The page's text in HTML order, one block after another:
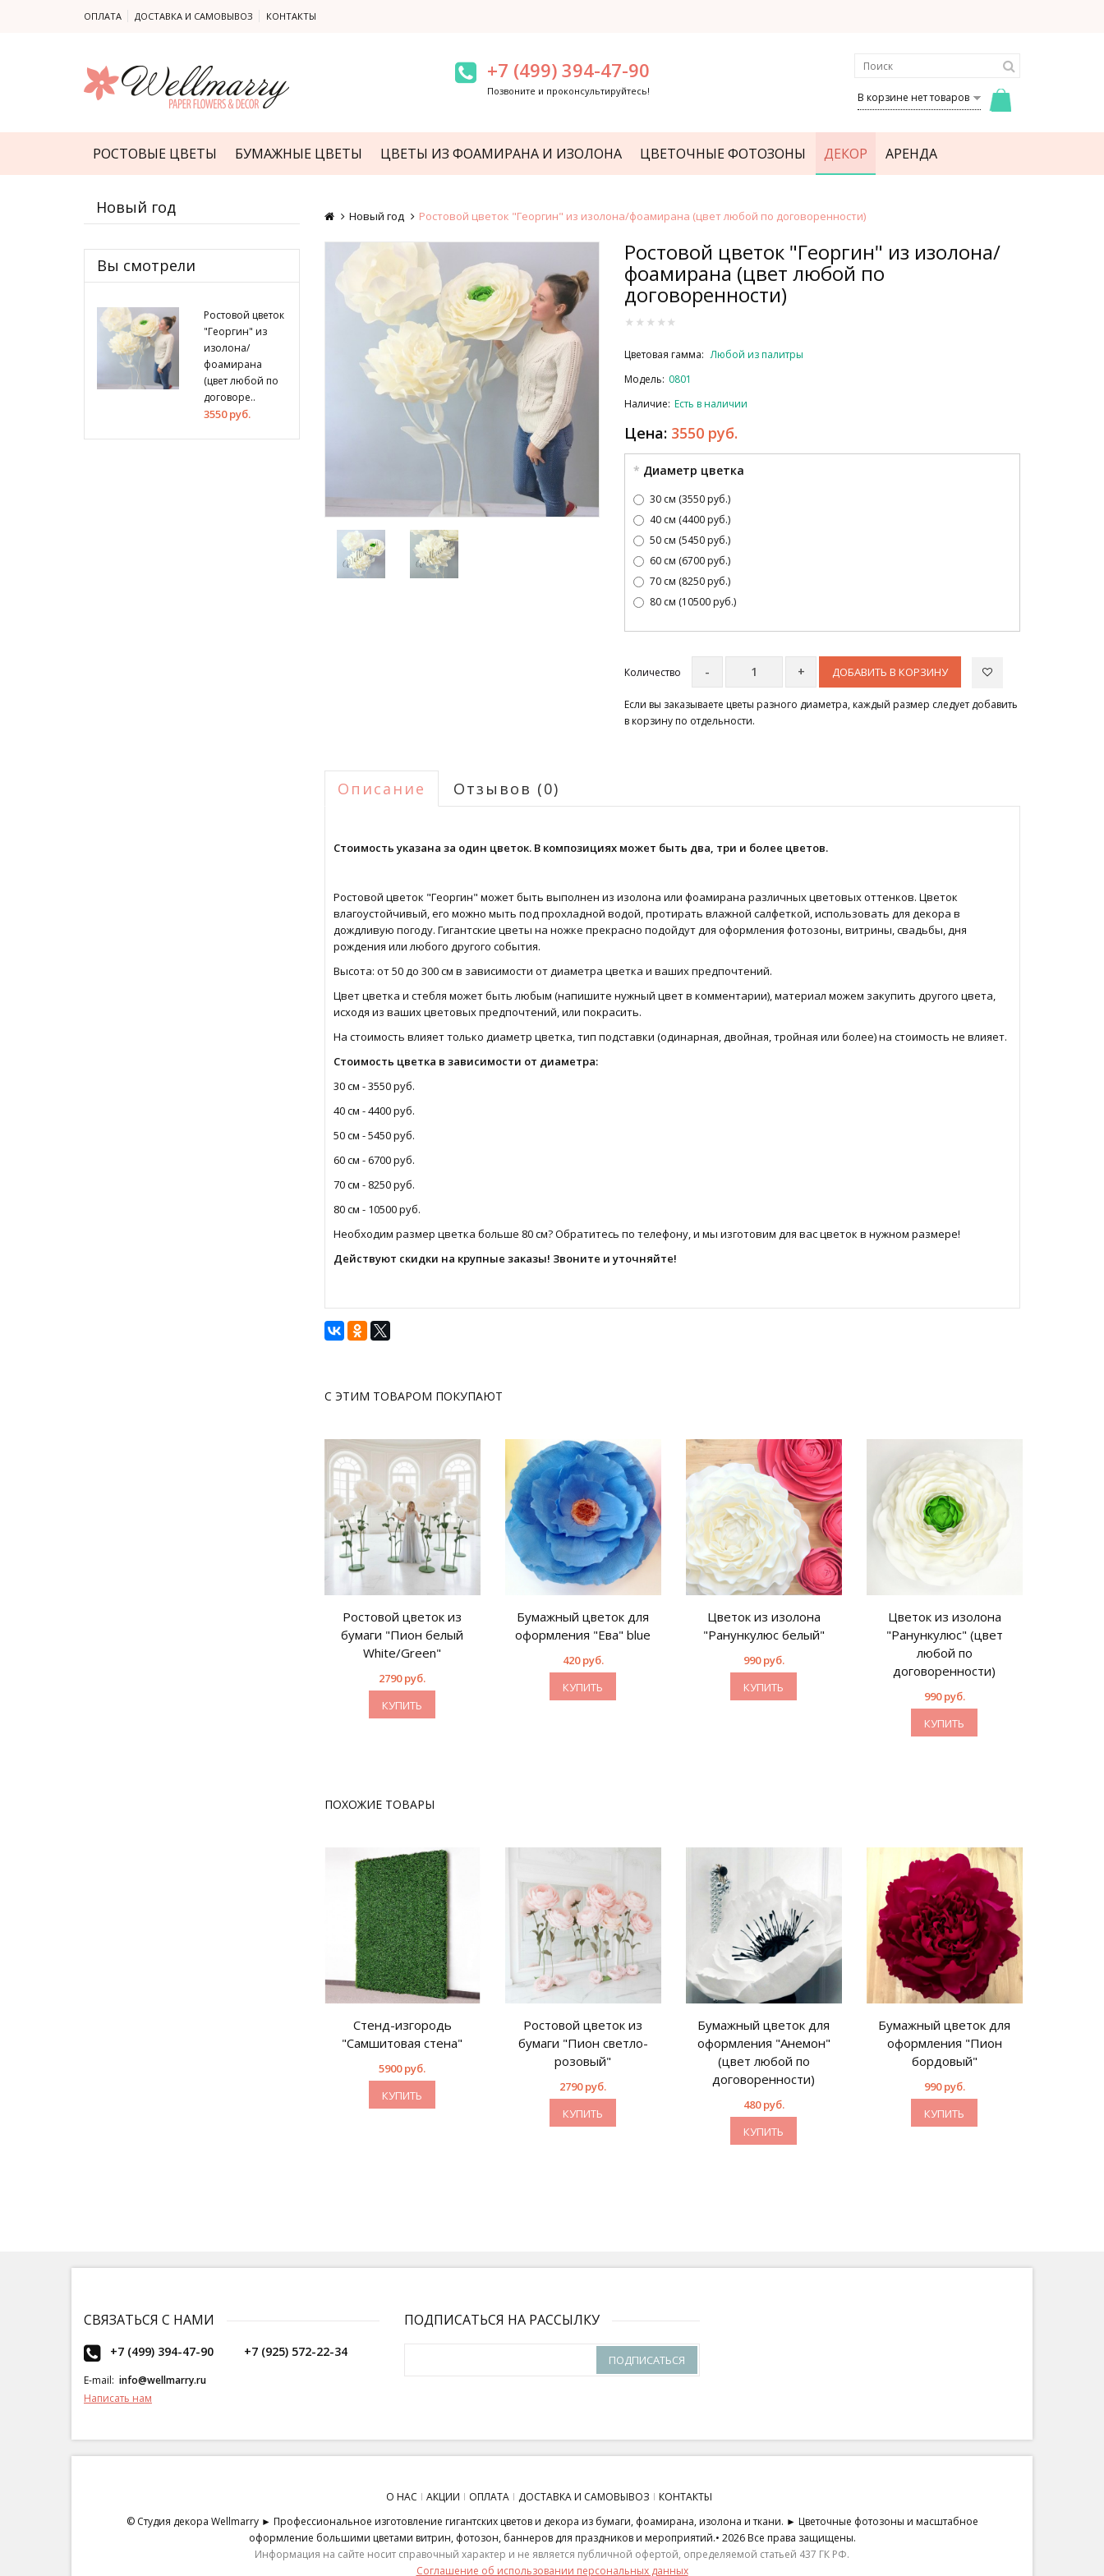
ОПЛАТА ДОСТАВКА И САМОВЫВОЗ КОНТАКТЫ
+7 (499) 394-47-90
Позвоните и проконсультируйтесь! В корзине нет товаров
РОСТОВЫЕ ЦВЕТЫ БУМАЖНЫЕ ЦВЕТЫ ЦВЕТЫ ИЗ ФОАМИРАНА И ИЗОЛОНА ЦВЕТОЧНЫЕ ФОТОЗОНЫ ДЕКОР АРЕНДА
Новый год
Вы смотрели
Ростовой цветок
"Георгин" из
изолона/
фоамирана
(цвет любой по
договоре..
3550 руб.
Новый год Ростовой цветок "Георгин" из изолона/фоамирана (цвет любой по договоренности)
Ростовой цветок "Георгин" из изолона/
фоамирана (цвет любой по
договоренности)
Цветовая гамма: Любой из палитры
Модель: 0801
Наличие: Есть в наличии
Цена: 3550 руб.
Диаметр цветка
30 см (3550 руб.)
40 см (4400 руб.)
50 см (5450 руб.)
60 см (6700 руб.)
70 см (8250 руб.)
80 см (10500 руб.)
Количество ДОБАВИТЬ В КОРЗИНУ
Если вы заказываете цветы разного диаметра, каждый размер следует добавить
в корзину по отдельности.
Описание Отзывов (0)
Стоимость указана за один цветок. В композициях может быть два, три и более цветов.
Ростовой цветок "Георгин" может быть выполнен из изолона или фоамирана различных цветовых оттенков. Цветок
влагоустойчивый, его можно мыть под прохладной водой, протирать влажной салфеткой, использовать для декора в
дождливую погоду. Гигантские цветы на ножке прекрасно подойдут для оформления фотозоны, витрины, свадьбы, дня
рождения или любого другого события.
Высота: от 50 до 300 см в зависимости от диаметра цветка и ваших предпочтений.
Цвет цветка и стебля может быть любым (напишите нужный цвет в комментарии), материал можем закупить другого цвета,
исходя из ваших цветовых предпочтений, или покрасить.
На стоимость влияет только диаметр цветка, тип подставки (одинарная, двойная, тройная или более) на стоимость не влияет.
Стоимость цветка в зависимости от диаметра:
30 см - 3550 руб.
40 см - 4400 руб.
50 см - 5450 руб.
60 см - 6700 руб.
70 см - 8250 руб.
80 см - 10500 руб.
Необходим размер цветка больше 80 см? Обратитесь по телефону, и мы изготовим для вас цветок в нужном размере!
Действуют скидки на крупные заказы! Звоните и уточняйте!
С ЭТИМ ТОВАРОМ ПОКУПАЮТ
Ростовой цветок из
бумаги "Пион белый
White/Green"
2790 руб.
КУПИТЬ
Бумажный цветок для
оформления "Ева" blue
420 руб.
КУПИТЬ
Цветок из изолона
"Ранункулюс белый"
990 руб.
КУПИТЬ
Цветок из изолона
"Ранункулюс" (цвет
любой по
договоренности)
990 руб.
КУПИТЬ
ПОХОЖИЕ ТОВАРЫ
Стенд-изгородь
"Самшитовая стена"
5900 руб.
КУПИТЬ
Ростовой цветок из
бумаги "Пион светло-
розовый"
2790 руб.
КУПИТЬ
Бумажный цветок для
оформления "Анемон"
(цвет любой по
договоренности)
480 руб.
КУПИТЬ
Бумажный цветок для
оформления "Пион
бордовый"
990 руб.
КУПИТЬ
СВЯЗАТЬСЯ С НАМИ
+7 (499) 394-47-90 +7 (925) 572-22-34
E-mail: info@wellmarry.ru
Написать нам
ПОДПИСАТЬСЯ НА РАССЫЛКУ
ПОДПИСАТЬСЯ
О НАС АКЦИИ ОПЛАТА ДОСТАВКА И САМОВЫВОЗ
КОНТАКТЫ
© Студия декора Wellmarry ► Профессиональное изготовление гигантских цветов и декора из бумаги, фоамирана, изолона и ткани. ► Цветочные фотозоны и масштабное
оформление большими цветами витрин, фотозон, баннеров для праздников и мероприятий.• 2026 Все права защищены.
Информация на сайте носит справочный характер и не является публичной офертой, определяемой статьей 437 ГК РФ.
Соглашение об использовании персональных данных